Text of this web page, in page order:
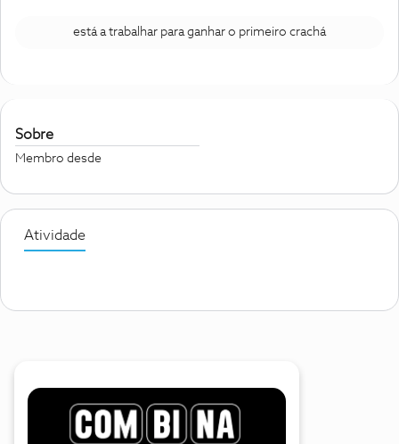
está a trabalhar para ganhar o primeiro crachá
Sobre
Membro desde
Atividade